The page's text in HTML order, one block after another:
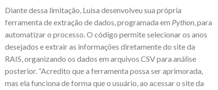
Diante dessa limitação, Luisa desenvolveu sua própria
ferramenta de extração de dados, programada em Python, para
automatizar o processo. O código permite selecionar os anos
desejados e extrair as informações diretamente do site da
RAIS, organizando os dados em arquivos CSV para análise
posterior. “Acredito que a ferramenta possa ser aprimorada,
mas ela funciona de forma que o usuário, ao acessar o site da